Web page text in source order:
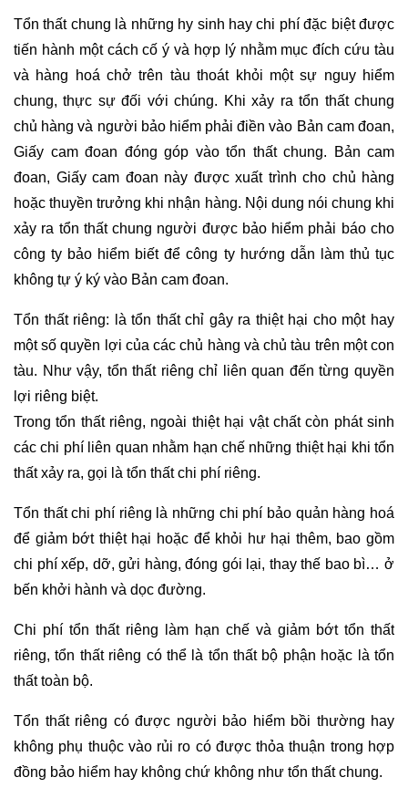
Tổn thất chung là những hy sinh hay chi phí đặc biệt được
tiến hành một cách cố ý và hợp lý nhằm mục đích cứu tàu
và hàng hoá chở trên tàu thoát khỏi một sự nguy hiểm
chung, thực sự đối với chúng. Khi xảy ra tổn thất chung
chủ hàng và người bảo hiểm phải điền vào Bản cam đoan,
Giấy cam đoan đóng góp vào tổn thất chung. Bản cam
đoan, Giấy cam đoan này được xuất trình cho chủ hàng
hoặc thuyền trưởng khi nhận hàng. Nội dung nói chung khi
xảy ra tổn thất chung người được bảo hiểm phải báo cho
công ty bảo hiểm biết để công ty hướng dẫn làm thủ tục
không tự ý ký vào Bản cam đoan.
Tổn thất riêng: là tổn thất chỉ gây ra thiệt hại cho một hay
một số quyền lợi của các chủ hàng và chủ tàu trên một con
tàu. Như vậy, tổn thất riêng chỉ liên quan đến từng quyền
lợi riêng biệt.
Trong tổn thất riêng, ngoài thiệt hại vật chất còn phát sinh
các chi phí liên quan nhằm hạn chế những thiệt hại khi tổn
thất xảy ra, gọi là tổn thất chi phí riêng.
Tổn thất chi phí riêng là những chi phí bảo quản hàng hoá
để giảm bớt thiệt hại hoặc để khỏi hư hại thêm, bao gồm
chi phí xếp, dỡ, gửi hàng, đóng gói lại, thay thế bao bì… ở
bến khởi hành và dọc đường.
Chi phí tổn thất riêng làm hạn chế và giảm bớt tổn thất
riêng, tổn thất riêng có thể là tổn thất bộ phận hoặc là tổn
thất toàn bộ.
Tổn thất riêng có được người bảo hiểm bồi thường hay
không phụ thuộc vào rủi ro có được thỏa thuận trong hợp
đồng bảo hiểm hay không chứ không như tổn thất chung.